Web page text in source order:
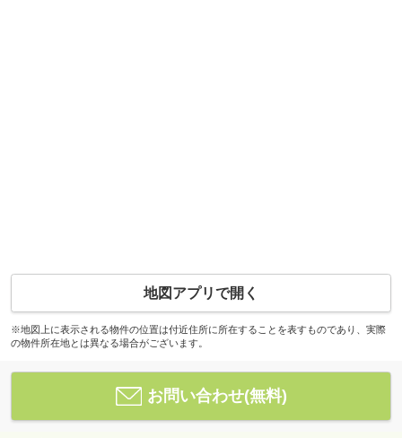
地図アプリで開く
※地図上に表示される物件の位置は付近住所に所在することを表すものであり、実際
の物件所在地とは異なる場合がございます。
お問い合わせ(無料)